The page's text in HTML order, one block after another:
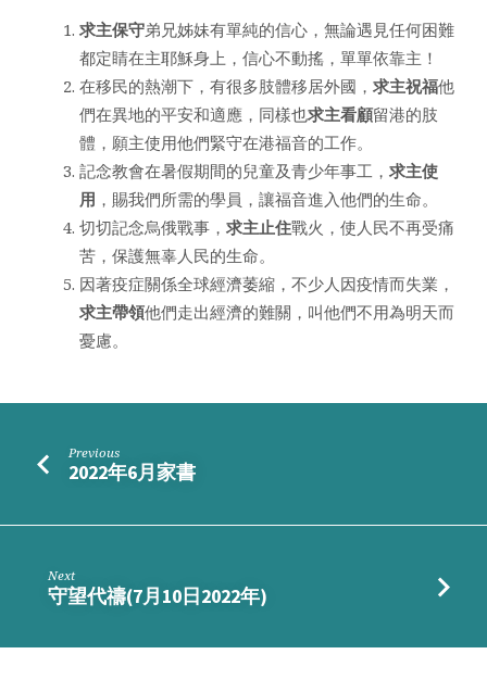
求主保守弟兄姊妹有單純的信心，無論遇見任何困難
都定睛在主耶穌身上，信心不動搖，單單依靠主！
在移民的熱潮下，有很多肢體移居外國， 求主祝福他
們在異地的平安和適應，同樣也求主看顧留港的肢
體，願主使用他們緊守在港福音的工作。
記念教會在暑假期間的兒童及青少年事工， 求主使
用 ，賜我們所需的學員，讓福音進入他們的生命。
切切記念烏俄戰事， 求主止住戰火，使人民不再受痛
苦，保護無辜人民的生命。
因著疫症關係全球經濟萎縮，不少人因疫情而失業，
求主帶領他們走出經濟的難關，叫他們不用為明天而
憂慮。
Previous
2022年6月家書
Next
守望代禱(7月10日2022年)